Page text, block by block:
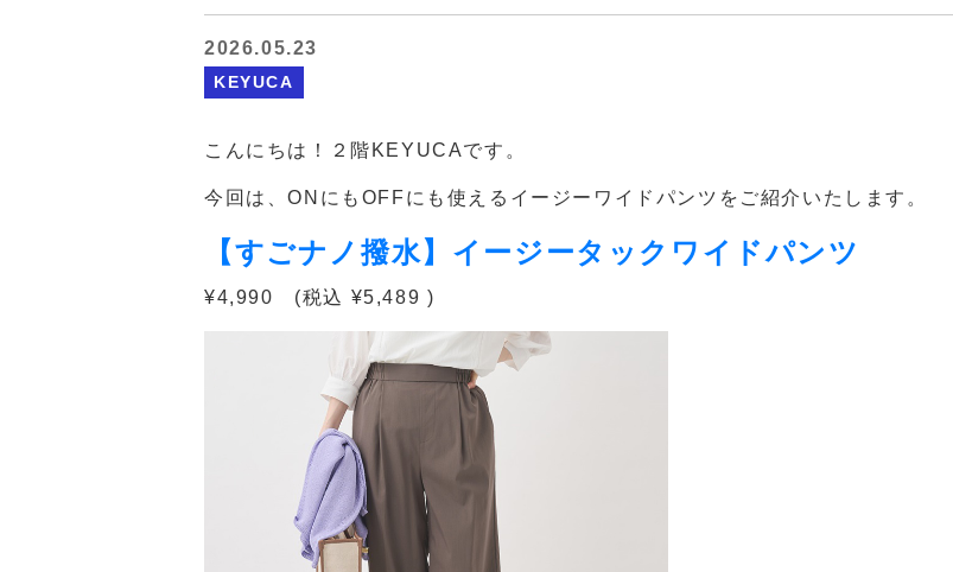
2026.05.23
KEYUCA
こんにちは！２階KEYUCAです。
今回は、ONにもOFFにも使えるイージーワイドパンツをご紹介いたします。
【すごナノ撥水】イージータックワイドパンツ
¥4,990 (税込 ¥5,489 )